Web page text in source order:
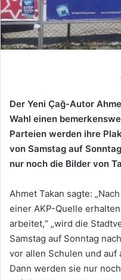
n
e
E
i
l
Der Yeni Çağ-Autor
Wahl einen
Parteien werden ihre
von Samstag auf
nur noch die Bilder von
Ahmet Takan sagte:
einer AKP-Quelle
arbeitet,“ „wird die
Samstag auf Sonntag
vor allen Schulen und auf
Dann werden sie nur